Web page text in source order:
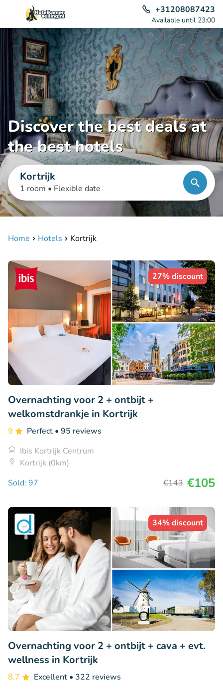
+31208087423
Available until 23:00
Discover the best deals at
the best hotels
Kortrijk
1 room • Flexible date
Home Hotels Kortrijk
27% discount
Overnachting voor 2 + ontbijt +
welkomstdrankje in Kortrijk
9 Perfect • 95 reviews
Ibis Kortrijk Centrum
Kortrijk (0km)
Sold: 97
€143 €105
34% discount
Overnachting voor 2 + ontbijt + cava + evt.
wellness in Kortrijk
8.7 Excellent • 322 reviews